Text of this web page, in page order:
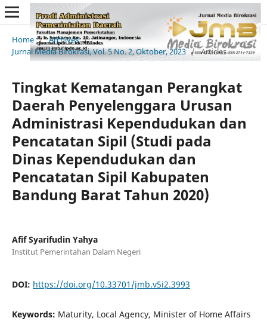
Home / Archives /
Jurnal Media Birokrasi, Vol. 5 No. 2, Oktober, 2023 / Articles
Tingkat Kematangan Perangkat
Daerah Penyelenggara Urusan
Administrasi Kependudukan dan
Pencatatan Sipil (Studi pada
Dinas Kependudukan dan
Pencatatan Sipil Kabupaten
Bandung Barat Tahun 2020)
Afif Syarifudin Yahya
Institut Pemerintahan Dalam Negeri
DOI: https://doi.org/10.33701/jmb.v5i2.3993
Keywords: Maturity, Local Agency, Minister of Home Affairs